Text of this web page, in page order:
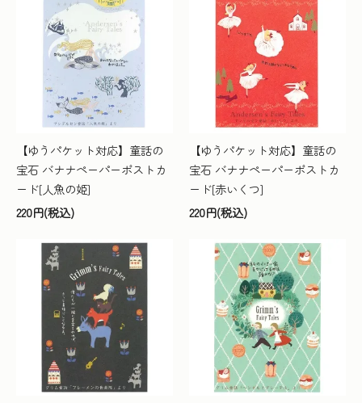
【ゆうパケット対応】童話の
宝石 バナナペーパーポストカ
ード[人魚の姫]
220円(税込)
【ゆうパケット対応】童話の
宝石 バナナペーパーポストカ
ード[赤いくつ]
220円(税込)